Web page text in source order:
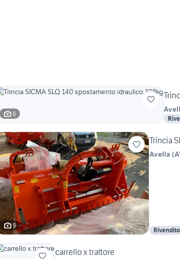
6
9
Trincia
Avella (
carrello x trattore